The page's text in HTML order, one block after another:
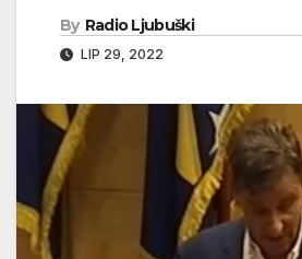
By Radio Ljubuški
LIP 29, 2022